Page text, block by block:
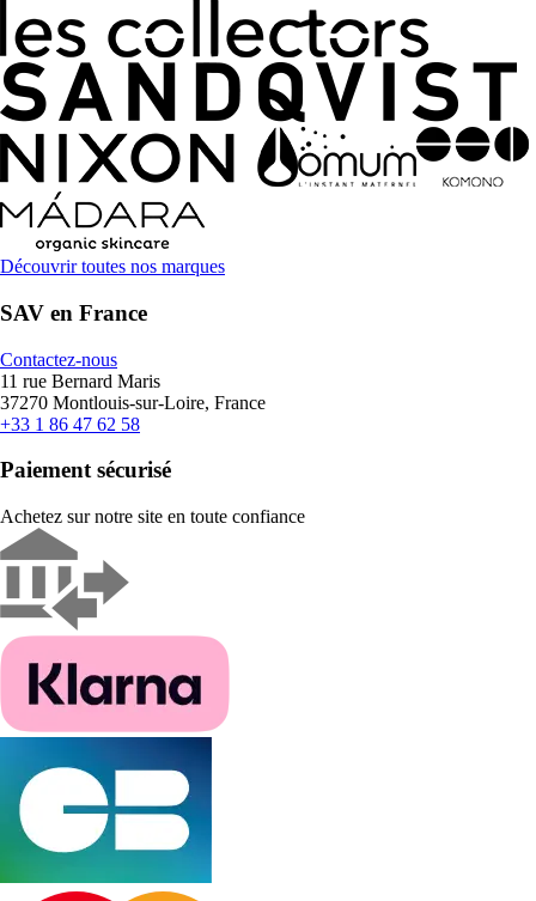
Découvrir toutes nos marques
SAV en France
Contactez-nous
11 rue Bernard Maris
37270 Montlouis-sur-Loire, France
+33 1 86 47 62 58
Paiement sécurisé
Achetez sur notre site en toute confiance